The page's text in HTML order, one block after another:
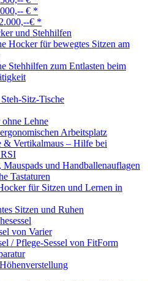
€ *
€ *
und Stehhilfen
Hocker für bewegtes Sitzen am
Stehhilfen zum Entlasten beim
Sitz-Tische
ohne Lehne
Arbeitsplatz
& Vertikalmaus – Hilfe bei
Mauspads und Handballenauflagen
Tastaturen
für Sitzen und Lernen in
Sitzen und Ruhen
von Varier
/ Pflege-Sessel von FitForm